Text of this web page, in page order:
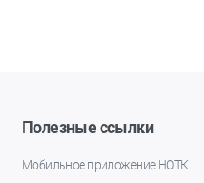
Полезные ссылки
Мобильное приложение НОТК